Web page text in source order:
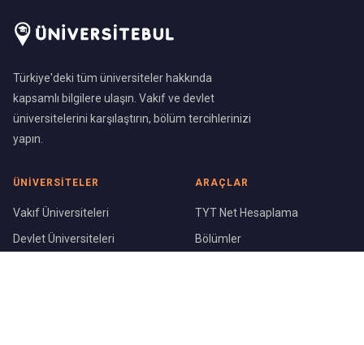
Türkiye'deki tüm üniversiteler hakkında
kapsamlı bilgilere ulaşın. Vakıf ve devlet
üniversitelerini karşılaştırın, bölüm tercihlerinizi
yapın.
ÜNIVERSITELER
Vakıf Üniversiteleri
Devlet Üniversiteleri
ARAÇLAR
TYT Net Hesaplama
Bölümler